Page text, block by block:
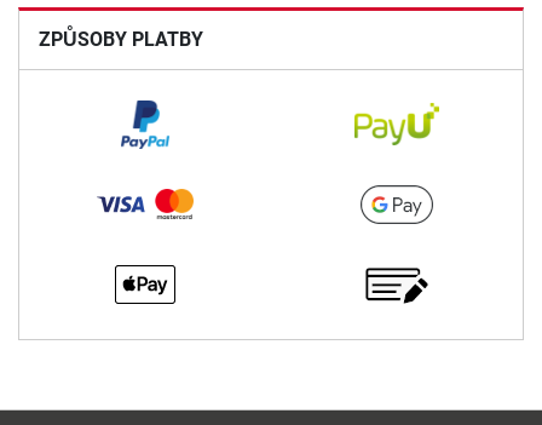
ZPŮSOBY PLATBY